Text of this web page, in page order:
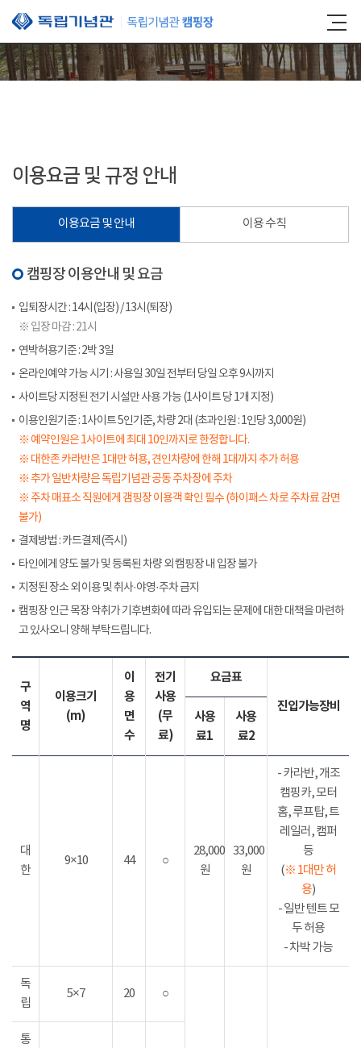
본문 바로가기
이용요금 및 규정 안내
이용요금 및 안내 이용 수칙
캠핑장 이용안내 및 요금
입퇴장시간 : 14시(입장) / 13시(퇴장)
※ 입장 마감 : 21시
연박허용기준 : 2박 3일
온라인예약 가능 시기 : 사용일 30일 전부터 당일 오후 9시까지
사이트당 지정된 전기 시설만 사용 가능 (1사이트 당 1개 지정)
이용인원기준 : 1사이트 5인기준, 차량 2대 (초과인원 : 1인당 3,000원)
※ 예약인원은 1사이트에 최대 10인까지로 한정합니다.
※ 대한존 카라반은 1대만 허용, 견인차량에 한해 1대까지 추가 허용
※ 추가 일반차량은 독립기념관 공동 주차장에 주차
※ 주차 매표소 직원에게 갬핑장 이용객 확인 필수 (하이패스 차로 주차료 감면
불가)
결제방법 : 카드결제(즉시)
타인에게 양도 불가 및 등록된 차량 외 캠핑장 내 입장 불가
지정된 장소 외 이용 및 취사·야영·주차 금지
캠핑장 인근 목장 악취가 기후변화에 따라 유입되는 문제에 대한 대책을 마련하
고 있사오니 양해 부탁드립니다.
구
역
명
이용크기
(m)
이
용
면
수
전기
사용
(무
료)
요금표
진입가능장비
사용
료1
사용
료2
대
한
9×10 44 ○
28,000
원
33,000
원
- 카라반, 개조
캠핑카, 모터
홈, 루프탑, 트
레일러, 캠퍼
등
(※ 1대만 허
용)
- 일반 텐트 모
두 허용
- 차박 가능
독
립
5×7 20 ○
통